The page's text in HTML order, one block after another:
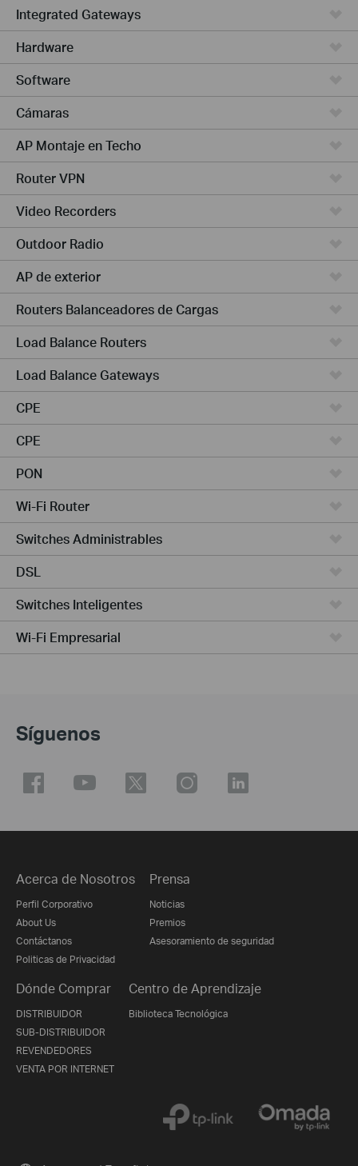
Integrated Gateways
Hardware
Software
Cámaras
AP Montaje en Techo
Router VPN
Video Recorders
Outdoor Radio
AP de exterior
Routers Balanceadores de Cargas
Load Balance Routers
Load Balance Gateways
CPE
CPE
PON
Wi-Fi Router
Switches Administrables
DSL
Switches Inteligentes
Wi-Fi Empresarial
Síguenos
Acerca de Nosotros
Perfil Corporativo
About Us
Contáctanos
Politicas de Privacidad
Prensa
Noticias
Premios
Asesoramiento de seguridad
Dónde Comprar
DISTRIBUIDOR
SUB-DISTRIBUIDOR
REVENDEDORES
VENTA POR INTERNET
Centro de Aprendizaje
Biblioteca Tecnológica